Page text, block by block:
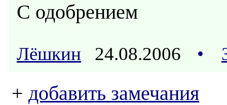
C одобрением
Лёшкин 24.08.2006 •
+ добавить замечания